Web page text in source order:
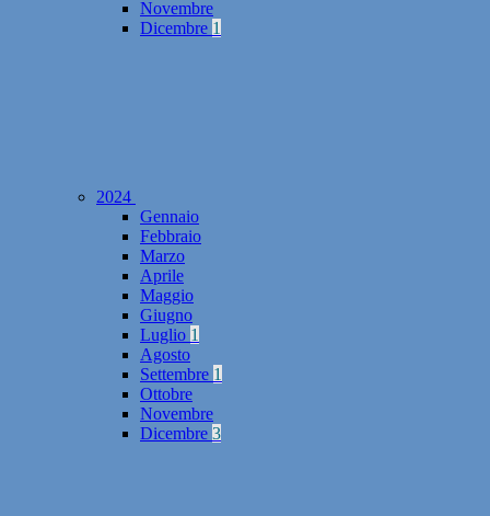
Novembre
Dicembre 1
2024
Gennaio
Febbraio
Marzo
Aprile
Maggio
Giugno
Luglio 1
Agosto
Settembre 1
Ottobre
Novembre
Dicembre 3